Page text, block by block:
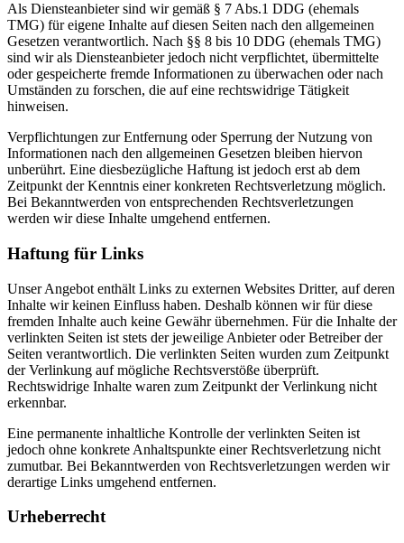
Als Diensteanbieter sind wir gemäß § 7 Abs.1 DDG (ehemals
TMG) für eigene Inhalte auf diesen Seiten nach den allgemeinen
Gesetzen verantwortlich. Nach §§ 8 bis 10 DDG (ehemals TMG)
sind wir als Diensteanbieter jedoch nicht verpflichtet, übermittelte
oder gespeicherte fremde Informationen zu überwachen oder nach
Umständen zu forschen, die auf eine rechtswidrige Tätigkeit
hinweisen.
Verpflichtungen zur Entfernung oder Sperrung der Nutzung von
Informationen nach den allgemeinen Gesetzen bleiben hiervon
unberührt. Eine diesbezügliche Haftung ist jedoch erst ab dem
Zeitpunkt der Kenntnis einer konkreten Rechtsverletzung möglich.
Bei Bekanntwerden von entsprechenden Rechtsverletzungen
werden wir diese Inhalte umgehend entfernen.
Haftung für Links
Unser Angebot enthält Links zu externen Websites Dritter, auf deren
Inhalte wir keinen Einfluss haben. Deshalb können wir für diese
fremden Inhalte auch keine Gewähr übernehmen. Für die Inhalte der
verlinkten Seiten ist stets der jeweilige Anbieter oder Betreiber der
Seiten verantwortlich. Die verlinkten Seiten wurden zum Zeitpunkt
der Verlinkung auf mögliche Rechtsverstöße überprüft.
Rechtswidrige Inhalte waren zum Zeitpunkt der Verlinkung nicht
erkennbar.
Eine permanente inhaltliche Kontrolle der verlinkten Seiten ist
jedoch ohne konkrete Anhaltspunkte einer Rechtsverletzung nicht
zumutbar. Bei Bekanntwerden von Rechtsverletzungen werden wir
derartige Links umgehend entfernen.
Urheberrecht